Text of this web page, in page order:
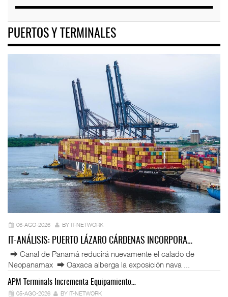
PUERTOS Y TERMINALES
06-AGO-2026 BY IT-NETWORK
IT-ANÁLISIS: PUERTO LÁZARO CÁRDENAS INCORPORA…
⮕ Canal de Panamá reducirá nuevamente el calado de
Neopanamax ⮕ Oaxaca alberga la exposición nava ...
APM Terminals Incrementa Equipamiento…
05-AGO-2026 BY IT-NETWORK